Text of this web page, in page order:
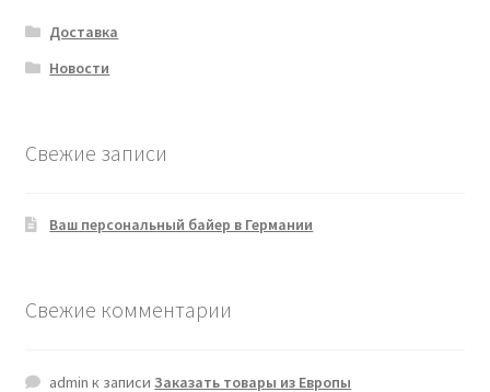
Доставка
Новости
Свежие записи
Ваш персональный байер в Германии
Свежие комментарии
admin к записиЗаказать товары из Европы